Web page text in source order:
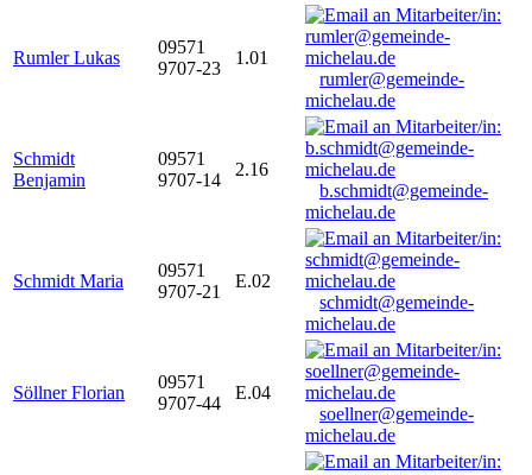
Rumler Lukas
09571
9707-23
1.01
rumler@gemeinde-
michelau.de
Schmidt
Benjamin
09571
9707-14
2.16
b.schmidt@gemeinde-
michelau.de
Schmidt Maria
09571
9707-21
E.02
schmidt@gemeinde-
michelau.de
Söllner Florian
09571
9707-44
E.04
soellner@gemeinde-
michelau.de